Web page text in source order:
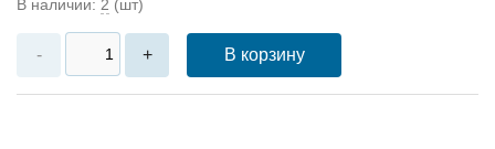
В наличии: 2 (шт)
- + В корзину